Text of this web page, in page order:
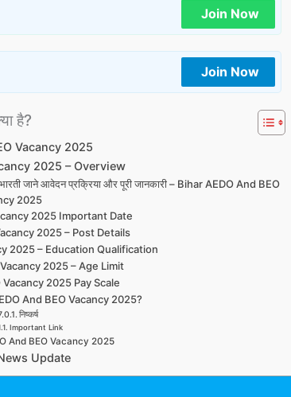
Join Now
Join Now
है?
Vacancy 2025
2025 – Overview
भारती जाने आवेदन प्रक्रिया और पूरी जानकारी – Bihar AEDO And BEO
2025
2025 Important Date
2025 – Post Details
2025 – Education Qualification
2025 – Age Limit
2025 Pay Scale
And BEO Vacancy 2025?
निष्कर्ष
Important Link
And BEO Vacancy 2025
Update